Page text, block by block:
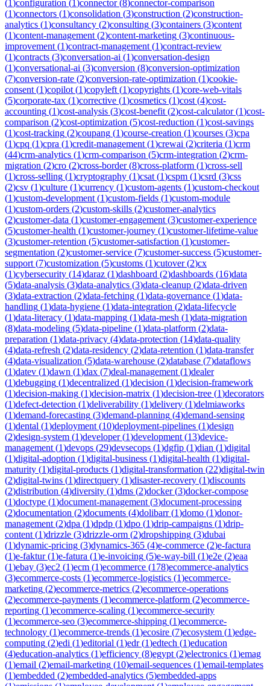
(1)configuration (1)connector(8)connector-comparison
(1)connectors (1)consolidation (3)construction (2)construction-
analytics (1)consultancy (2)consulting (3)containers (3)content
(1)content-management (2)content-marketing (3)continuous-
improvement (1)contract-management (1)contract-review
(1)contracts (3)conversation-ai (1)conversation-design
(1)conversational-ai (3)conversion (8)conversion-optimization
(7)conversion-rate (2)conversion-rate-optimization (1)cookie-
consent (1)copilot (1)copyleft (1)copyrights (1)core-web-vitals
(5)corporate-tax (1)corrective (1)cosmetics (1)cost (4)cost-
accounting (1)cost-analysis (3)cost-benefit (2)cost-calculator(1)cost-
comparison (2)cost-optimization (5)cost-reduction (1)cost-savings
(1)cost-tracking (2)coupang (1)course-creation (1)courses (3)cpa
(1)cpq (1)cpra (1)credit-management (1)crewai (2)criteria (1)crm
(44)crm-analytics (1)crm-comparison (5)crm-integration (2)crm-
migration (2)cro (2)cross-border(8)cross-platform (1)cross-sell
(1)cross-selling (1)cryptography (1)csat (1)cspm (1)csrd (3)css
(2)csv (1)culture (1)currency (1)custom-agents (1)custom-checkout
(1)custom-development (1)custom-fields (1)custom-module
(1)custom-orders (2)custom-skills (2)customer-analytics
(2)customer-data (1)customer-engagement (3)customer-experience
(5)customer-health (1)customer-journey (1)customer-lifetime-value
(3)customer-retention (5)customer-satisfaction (1)customer-
segmentation (2)customer-service (7)customer-success (5)customer-
support (7)customization (5)customs (1)cutover(2)cx
(1)cybersecurity (14)daraz (1)dashboard (2)dashboards (16)data
(5)data-analysis (3)data-analytics (3)data-cleanup (2)data-driven
(3)data-extraction (2)data-fetching (1)data-governance (1)data-
handling (1)data-hygiene (1)data-integration (2)data-lifecycle
(1)data-literacy (1)data-mapping (1)data-mesh (1)data-migration
(8)data-modeling (5)data-pipeline (1)data-platform (2)data-
preparation (1)data-privacy (4)data-protection (14)data-quality
(4)data-refresh (2)data-residency (2)data-retention (1)data-transfer
(4)data-visualization (5)data-warehouse (2)database (7)dataflows
(1)datev (1)dawn (1)dax (7)deal-management (1)dealer
(1)debugging (1)decentralized (1)decision (1)decision-framework
(1)decision-making (1)decision-matrix (1)decision-tree (1)decorators
(1)defect-detection (1)deliverability (1)delivery (1)delmiaworks
(1)demand-forecasting (3)demand-planning (4)demand-sensing
(1)dental (1)deployment (10)deployment-pipelines (1)design
(2)design-system (1)developer(1)development (13)device-
management (1)devops (29)devsecops (1)dgfip (1)dian (1)digital
(1)digital-adoption (1)digital-business (1)digital-health (1)digital-
maturity (1)digital-products (1)digital-transformation (22)digital-twin
(2)digital-twins (1)directquery (1)disaster-recovery (1)discounts
(2)distribution (4)diversity (1)dms (2)docker(3)docker-compose
(1)doctype (1)document-management (3)document-processing
(2)documentation (2)documents (4)dolibarr(1)domo (1)donor-
management (2)dpa (1)dpdp (1)dpo (1)drip-campaigns (1)drip-
content (1)drizzle (3)drizzle-orm (2)dropshipping (3)dubai
(1)dynamic-pricing (3)dynamics-365 (4)e-commerce (2)e-factura
(1)e-faktur(1)e-fatura (1)e-invoicing (5)e-way-bill (1)e2e (2)eaa
(1)ebay (3)ec2 (1)ecm (1)ecommerce (178)ecommerce-analytics
(3)ecommerce-costs (1)ecommerce-logistics (1)ecommerce-
marketing (2)ecommerce-metrics (2)ecommerce-operations
(2)ecommerce-payments (1)ecommerce-platform (2)ecommerce-
reporting (1)ecommerce-scaling (1)ecommerce-security
(1)ecommerce-seo (3)ecommerce-shipping (1)ecommerce-
technology (1)ecommerce-trends (1)ecosire (7)ecosystem (1)edge-
computing (2)edi (1)editorial (1)edr(1)edtech (1)education
(4)education-analytics (1)efficiency (8)egypt (2)electronics (1)emag
(1)email (2)email-marketing (10)email-sequences (1)email-templates
(1)embedded (2)embedded-analytics (5)embedded-apps